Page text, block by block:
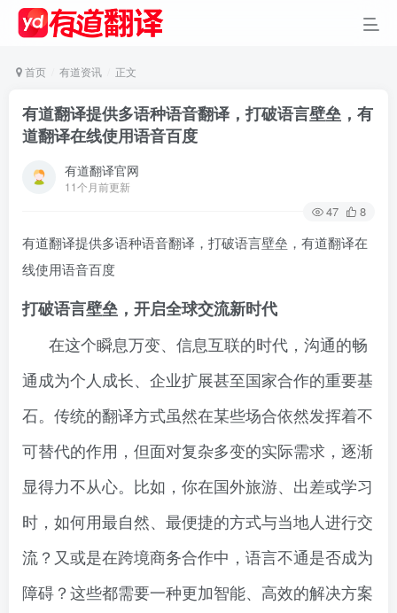
首页 有道资讯 正文
有道翻译提供多语种语音翻译，打破语言壁垒，有
道翻译在线使用语音百度
有道翻译官网
11个月前更新
47 8
有道翻译提供多语种语音翻译，打破语言壁垒，有道翻译在
线使用语音百度
打破语言壁垒，开启全球交流新时代
在这个瞬息万变、信息互联的时代，沟通的畅
通成为个人成长、企业扩展甚至国家合作的重要基
石。传统的翻译方式虽然在某些场合依然发挥着不
可替代的作用，但面对复杂多变的实际需求，逐渐
显得力不从心。比如，你在国外旅游、出差或学习
时，如何用最自然、最便捷的方式与当地人进行交
流？又或是在跨境商务合作中，语言不通是否成为
障碍？这些都需要一种更加智能、高效的解决方案